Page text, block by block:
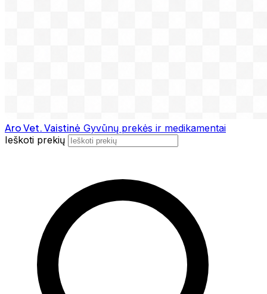
Aro Vet. Vaistinė Gyvūnų prekės ir medikamentai
Ieškoti prekių